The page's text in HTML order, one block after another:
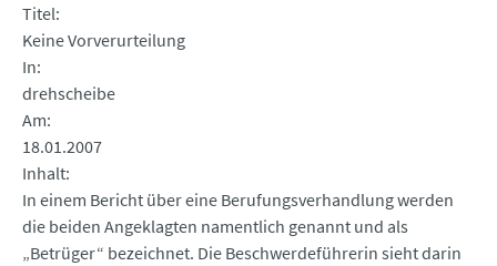
Titel
Keine Vorverurteilung
In
drehscheibe
Am
18.01.2007
Inhalt
In einem Bericht über eine Berufungsverhandlung werden
die beiden Angeklagten namentlich genannt und als
„Betrüger“ bezeichnet. Die Beschwerdeführerin sieht darin